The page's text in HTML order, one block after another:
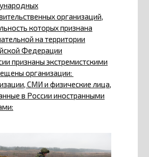
организаций,
которых признана
на территории
Федерации
признаны экстремистскими
организации:
СМИ и физические лица,
в России иностранными